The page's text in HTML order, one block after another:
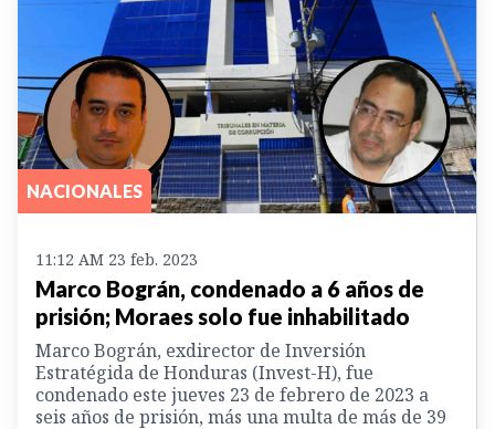
NACIONALES
11:12 AM 23 feb. 2023
Marco Bográn, condenado a 6 años de
prisión; Moraes solo fue inhabilitado
Marco Bográn, exdirector de Inversión
Estratégida de Honduras (Invest-H), fue
condenado este jueves 23 de febrero de 2023 a
seis años de prisión, más una multa de más de 39